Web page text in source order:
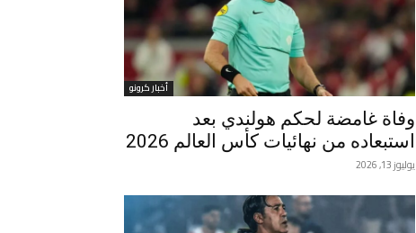
أخبار كرونو
وفاة غامضة لحكم هولندي بعد
استبعاده من نهائيات كأس العالم 2026
يوليوز 13, 2026